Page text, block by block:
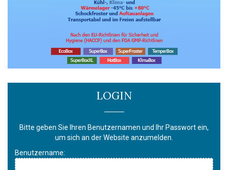
LOGIN
Bitte geben Sie Ihren Benutzernamen und Ihr Passwort ein,
um sich an der Website anzumelden.
Benutzername: